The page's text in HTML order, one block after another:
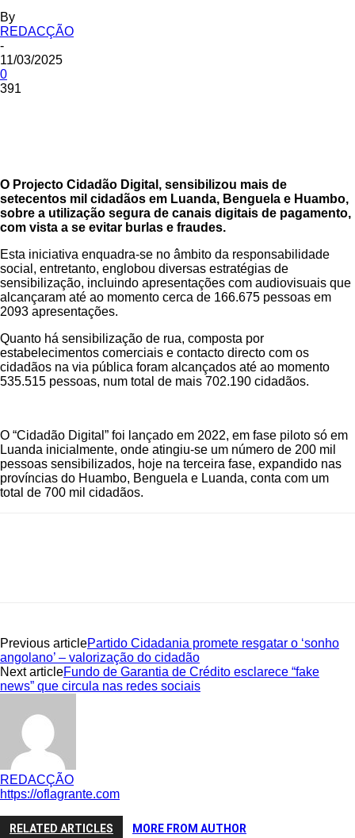
By
REDACÇÃO
-
11/03/2025
0
391
O Projecto Cidadão Digital, sensibilizou mais de
setecentos mil cidadãos em Luanda, Benguela e Huambo,
sobre a utilização segura de canais digitais de pagamento,
com vista a se evitar burlas e fraudes.
Esta iniciativa enquadra-se no âmbito da responsabilidade
social, entretanto, englobou diversas estratégias de
sensibilização, incluindo apresentações com audiovisuais que
alcançaram até ao momento cerca de 166.675 pessoas em
2093 apresentações.
Quanto há sensibilização de rua, composta por
estabelecimentos comerciais e contacto directo com os
cidadãos na via pública foram alcançados até ao momento
535.515 pessoas, num total de mais 702.190 cidadãos.
O “Cidadão Digital” foi lançado em 2022, em fase piloto só em
Luanda inicialmente, onde atingiu-se um número de 200 mil
pessoas sensibilizados, hoje na terceira fase, expandido nas
províncias do Huambo, Benguela e Luanda, conta com um
total de 700 mil cidadãos.
Previous articlePartido Cidadania promete resgatar o ‘sonho
angolano’ – valorização do cidadão
Next articleFundo de Garantia de Crédito esclarece “fake
news” que circula nas redes sociais
REDACÇÃO
https://oflagrante.com
RELATED ARTICLES MORE FROM AUTHOR